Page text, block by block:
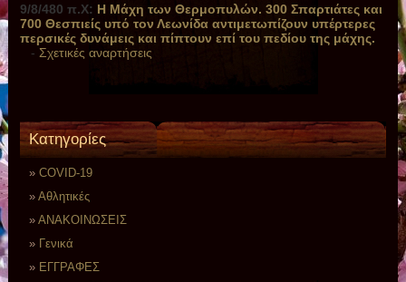
9/8/480 π.Χ: Η Μάχη των Θερμοπυλών. 300 Σπαρτιάτες και
700 Θεσπιείς υπό τον Λεωνίδα αντιμετωπίζουν υπέρτερες
περσικές δυνάμεις και πίπτουν επί του πεδίου της μάχης.
- Σχετικές αναρτήσεις
Kατηγορίες
COVID-19
Αθλητικές
ΑΝΑΚΟΙΝΩΣΕΙΣ
Γενικά
ΕΓΓΡΑΦΕΣ